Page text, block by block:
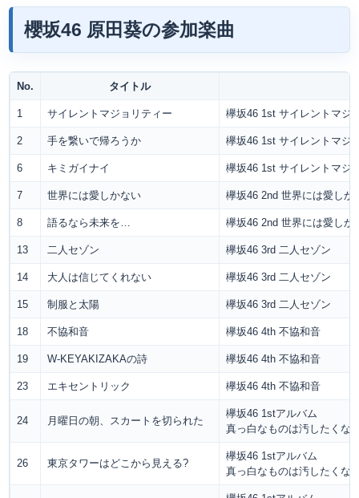
櫻坂46 原田葵の参加楽曲
No. タイトル
1 サイレントマジョリティー 欅坂46 1st サイレントマジ
2 手を繋いで帰ろうか 欅坂46 1st サイレントマジ
6 キミガイナイ 欅坂46 1st サイレントマジ
7 世界には愛しかない 欅坂46 2nd 世界には愛しか
8 語るなら未来を… 欅坂46 2nd 世界には愛しか
13 二人セゾン 欅坂46 3rd 二人セゾン
14 大人は信じてくれない 欅坂46 3rd 二人セゾン
15 制服と太陽 欅坂46 3rd 二人セゾン
18 不協和音 欅坂46 4th 不協和音
19 W-KEYAKIZAKAの詩 欅坂46 4th 不協和音
23 エキセントリック 欅坂46 4th 不協和音
24 月曜日の朝、スカートを切られた
欅坂46 1stアルバム
真っ白なものは汚したくな
26 東京タワーはどこから見える?
欅坂46 1stアルバム
真っ白なものは汚したくな